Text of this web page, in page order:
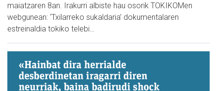
maiatzaren 8an. Irakurri albiste hau osorik TOKIKOMen
webgunean: ‘Txilarreko sukaldaria’ dokumentalaren
estreinaldia tokiko telebi…